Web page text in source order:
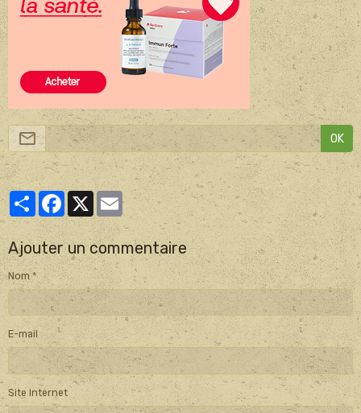
OK
PartagerFacebook
X Email
Ajouter un commentaire
Nom
E-mail
Site Internet